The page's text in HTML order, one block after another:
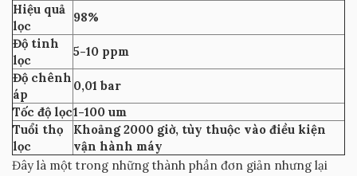
Hiệu quả
lọc
98%
Độ tinh
lọc
5-10 ppm
Độ chênh
áp
0,01 bar
Tốc độ lọc1-100 um
Tuổi thọ
lọc
Khoảng 2000 giờ, tùy thuộc vào điều kiện
vận hành máy
Đây là một trong những thành phần đơn giản nhưng lại